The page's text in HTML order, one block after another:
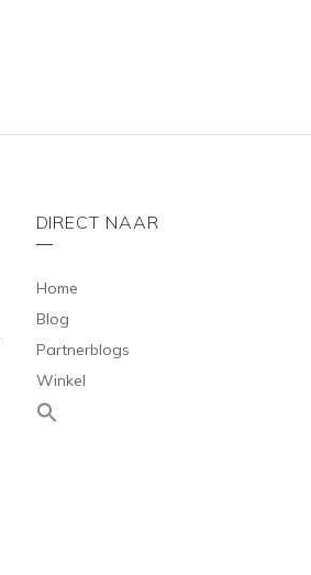
DIRECT NAAR
Home
Blog
Partnerblogs
Winkel